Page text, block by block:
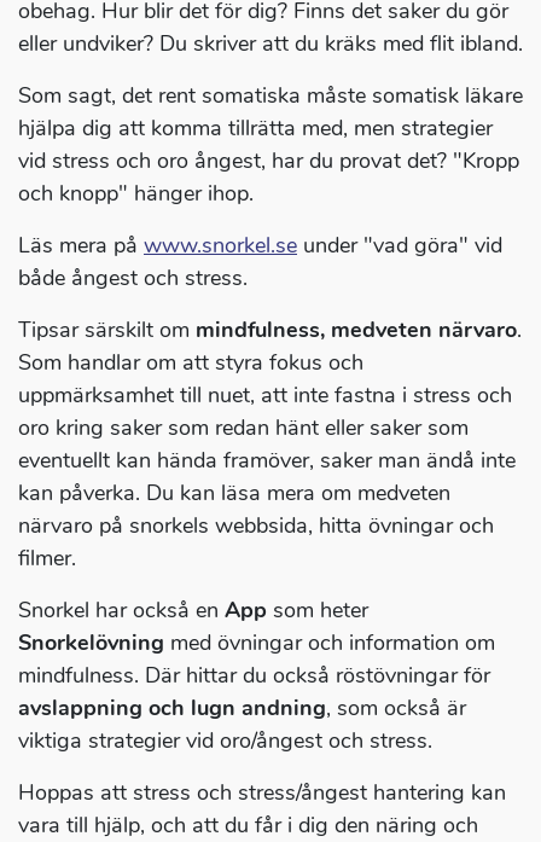
obehag. Hur blir det för dig? Finns det saker du gör
eller undviker? Du skriver att du kräks med flit ibland.
Som sagt, det rent somatiska måste somatisk läkare
hjälpa dig att komma tillrätta med, men strategier
vid stress och oro ångest, har du provat det? "Kropp
och knopp" hänger ihop.
Läs mera på www.snorkel.se under "vad göra" vid
både ångest och stress.
Tipsar särskilt om mindfulness, medveten närvaro.
Som handlar om att styra fokus och
uppmärksamhet till nuet, att inte fastna i stress och
oro kring saker som redan hänt eller saker som
eventuellt kan hända framöver, saker man ändå inte
kan påverka. Du kan läsa mera om medveten
närvaro på snorkels webbsida, hitta övningar och
filmer.
Snorkel har också en App som heter
Snorkelövning med övningar och information om
mindfulness. Där hittar du också röstövningar för
avslappning och lugn andning, som också är
viktiga strategier vid oro/ångest och stress.
Hoppas att stress och stress/ångest hantering kan
vara till hjälp, och att du får i dig den näring och